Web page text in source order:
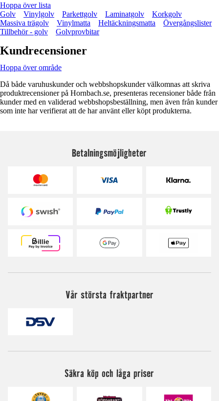
Hoppa över lista
Golv
Vinylgolv Parkettgolv Laminatgolv
Korkgolv
Massiva trägolv
Vinylmatta Heltäckningsmatta
Övergångslister
Tillbehör - golv
Golvprovbitar
Kundrecensioner
Hoppa över område
Då både varuhuskunder och webbshopskunder välkomnas att skriva
produktrecensioner på Hornbach.se, presenteras recensioner både från
kunder med en validerad webbshopsbeställning, men även från kunder
som inte har verifierat att de har använt eller köpt produkterna.
Betalningsmöjligheter
Vår största fraktpartner
Säkra köp och låga priser